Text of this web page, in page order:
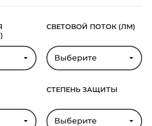
СВЕТОВОЙ ПОТОК (ЛМ)
Выберите
СТЕПЕНЬ ЗАЩИТЫ
Выберите